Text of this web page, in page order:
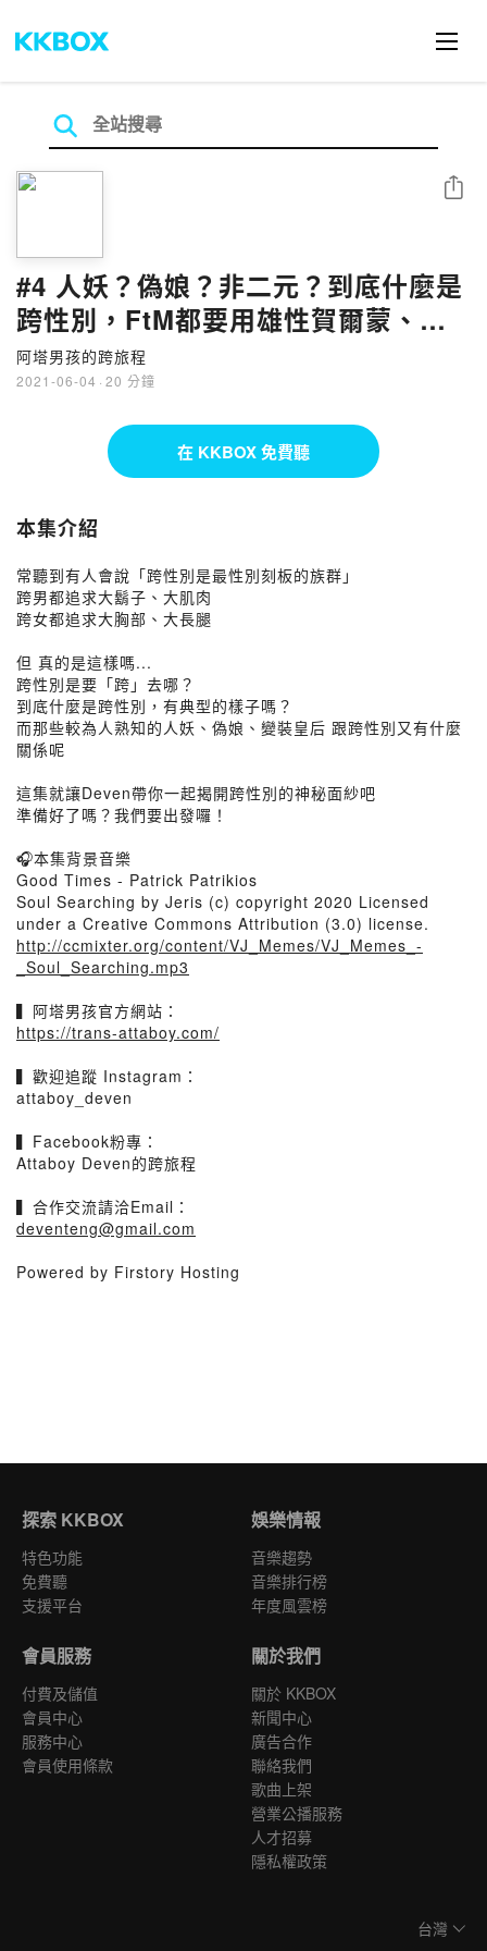
#4 人妖？偽娘？非二元？到底什麼是
跨性別，FtM都要用雄性賀爾蒙、動
手術裝陰莖嗎？
阿塔男孩的跨旅程
2021-06-04 · 20 分鐘
分享
在 KKBOX 免費聽
本集介紹
常聽到有人會說「跨性別是最性別刻板的族群」
跨男都追求大鬍子、大肌肉
跨女都追求大胸部、大長腿
但 真的是這樣嗎...
跨性別是要「跨」去哪？
到底什麼是跨性別，有典型的樣子嗎？
而那些較為人熟知的人妖、偽娘、變裝皇后 跟跨性別又有什麼
關係呢
這集就讓Deven帶你一起揭開跨性別的神秘面紗吧
準備好了嗎？我們要出發囉！
🎧本集背景音樂
Good Times - Patrick Patrikios
Soul Searching by Jeris (c) copyright 2020 Licensed
under a Creative Commons Attribution (3.0) license.
http://ccmixter.org/content/VJ_Memes/VJ_Memes_-
_Soul_Searching.mp3
▍阿塔男孩官方網站：
https://trans-attaboy.com/
▍歡迎追蹤 Instagram：
attaboy_deven
▍Facebook粉專：
Attaboy Deven的跨旅程
▍合作交流請洽Email：
deventeng@gmail.com
Powered by Firstory Hosting
探索 KKBOX
特色功能
免費聽
支援平台
娛樂情報
音樂趨勢
音樂排行榜
年度風雲榜
會員服務
付費及儲值
會員中心
服務中心
會員使用條款
關於我們
關於 KKBOX
新聞中心
廣告合作
聯絡我們
歌曲上架
營業公播服務
人才招募
隱私權政策
台灣